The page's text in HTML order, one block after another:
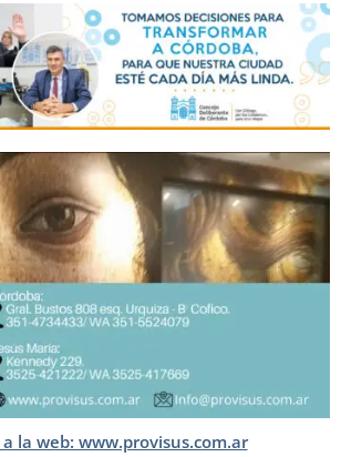
la web: www.provisus.com.ar